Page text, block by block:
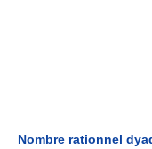
Nombre rationnel